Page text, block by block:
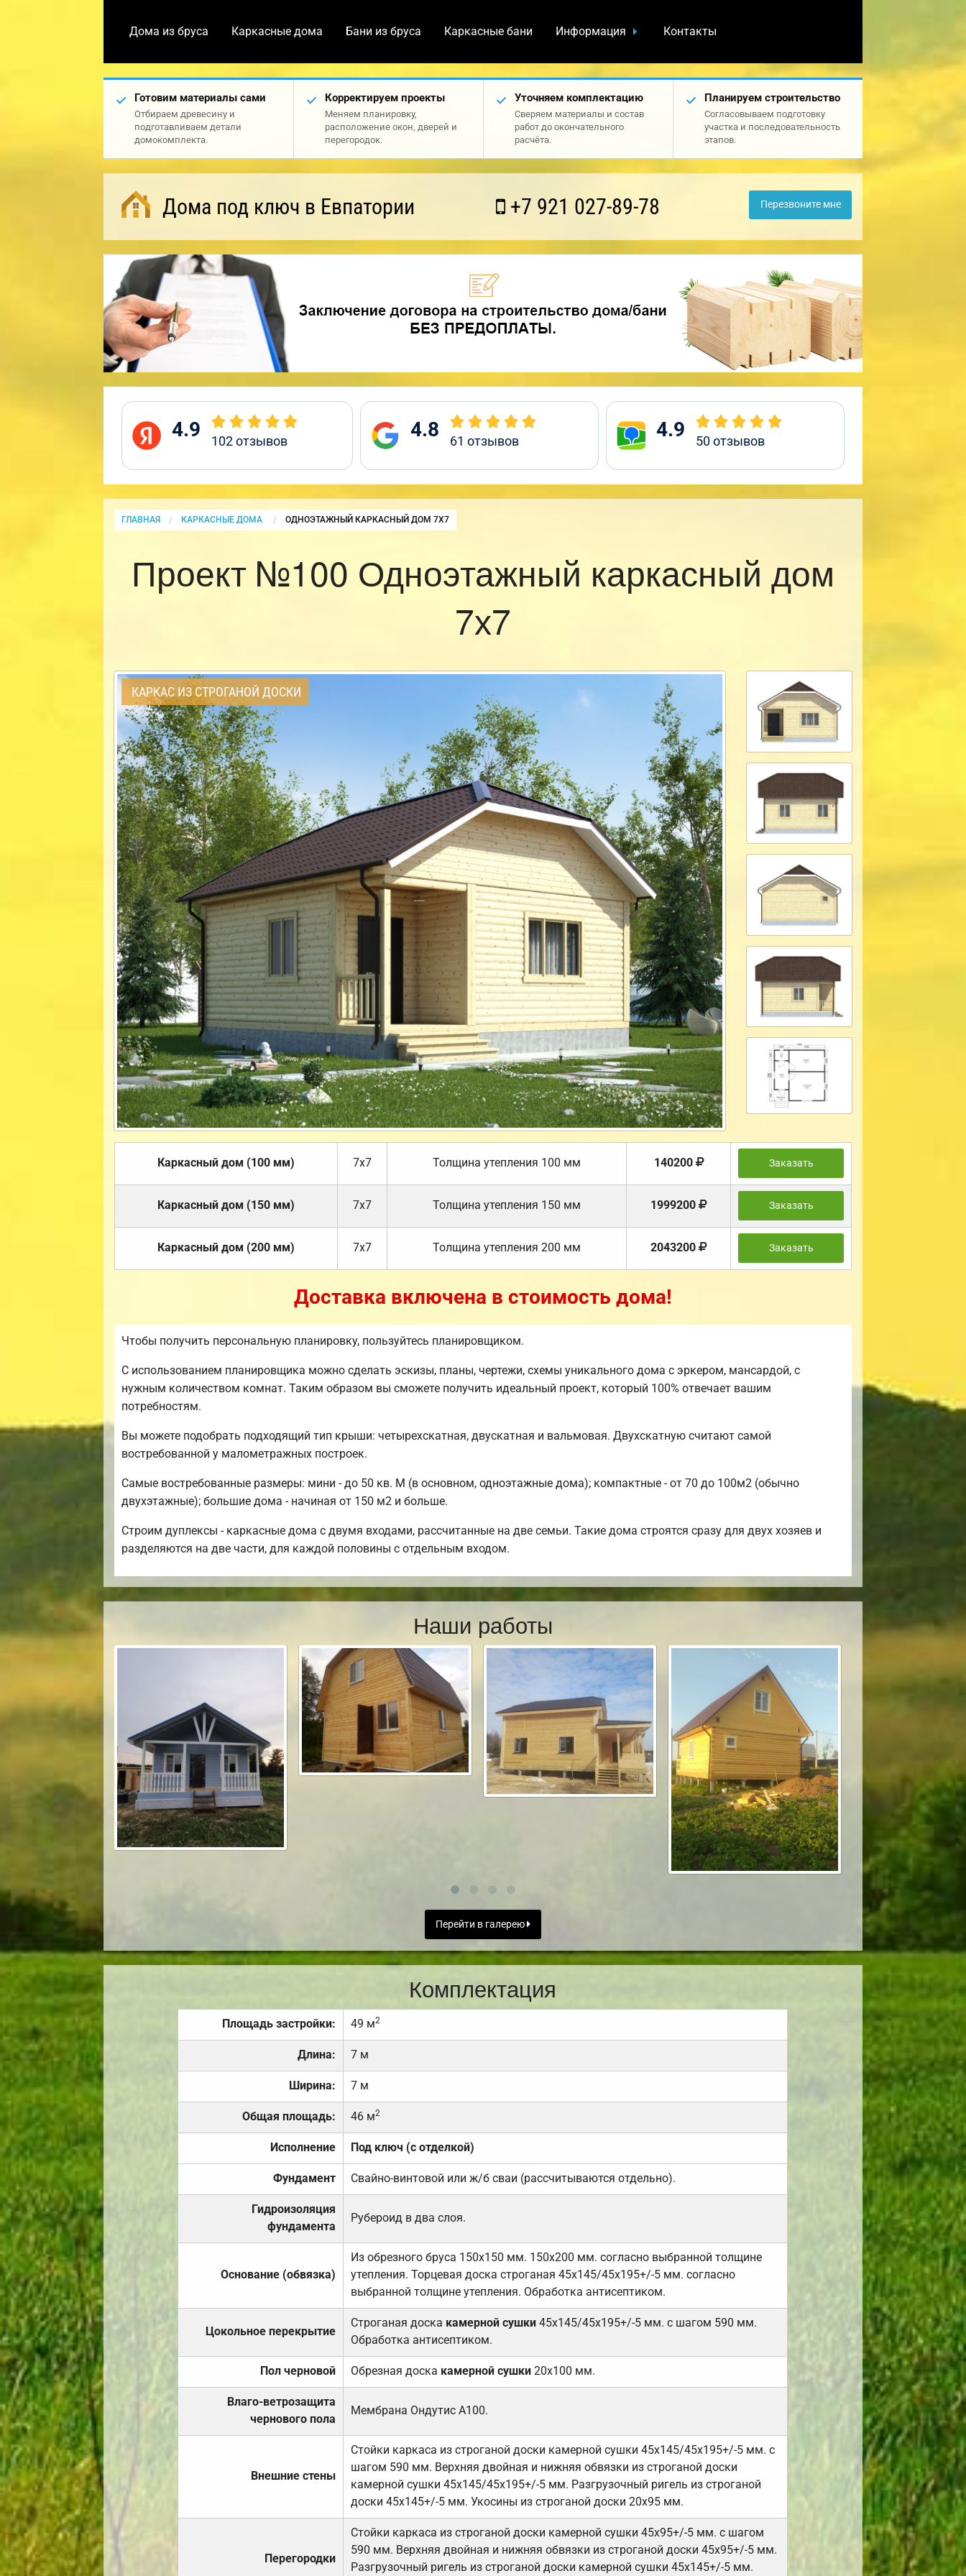
Дома из бруса Каркасные дома Бани из бруса Каркасные бани Информация Контакты
Готовим материалы сами
Отбираем древесину и
подготавливаем детали
домокомплекта.
Корректируем проекты
Меняем планировку,
расположение окон, дверей и
перегородок.
Уточняем комплектацию
Сверяем материалы и состав
работ до окончательного
расчёта.
Планируем строительство
Согласовываем подготовку
участка и последовательность
этапов.
Дома под ключ в Евпатории +7 921 027-89-78 Перезвоните мне
4.9 102отзывов 4.8 61 отзывов 4.9 50отзывов
ГЛАВНАЯ КАРКАСНЫЕ ДОМА CURRENT:
ОДНОЭТАЖНЫЙ КАРКАСНЫЙ ДОМ 7Х7
Проект №100 Одноэтажный каркасный дом
7х7
КАРКАС ИЗ СТРОГАНОЙ ДОСКИ
Каркасный дом (100 мм) 7х7 Толщина утепления 100 мм 140200 Заказать
Каркасный дом (150 мм) 7х7 Толщина утепления 150 мм 1999200 Заказать
Каркасный дом (200 мм) 7х7 Толщина утепления 200 мм 2043200 Заказать
Доставка включена в стоимость дома!
Чтобы получить персональную планировку, пользуйтесь планировщиком.
С использованием планировщика можно сделать эскизы, планы, чертежи, схемы уникального дома с эркером, мансардой, с
нужным количеством комнат. Таким образом вы сможете получить идеальный проект, который 100% отвечает вашим
потребностям.
Вы можете подобрать подходящий тип крыши: четырехскатная, двускатная и вальмовая. Двухскатную считают самой
востребованной у малометражных построек.
Самые востребованные размеры: мини - до 50 кв. М (в основном, одноэтажные дома); компактные - от 70 до 100м2 (обычно
двухэтажные); большие дома - начиная от 150 м2 и больше.
Строим дуплексы - каркасные дома с двумя входами, рассчитанные на две семьи. Такие дома строятся сразу для двух хозяев и
разделяются на две части, для каждой половины с отдельным входом.
Наши работы
Перейти в галерею
Комплектация
Площадь застройки: 49 м2
Длина: 7 м
Ширина: 7 м
Общая площадь: 46 м2
Исполнение Под ключ (с отделкой)
Фундамент Свайно-винтовой или ж/б сваи (рассчитываются отдельно).
Гидроизоляция
фундамента
Рубероид в два слоя.
Основание (обвязка)
Из обрезного бруса 150х150 мм. 150х200 мм. согласно выбранной толщине
утепления. Торцевая доска строганая 45х145/45х195+/-5 мм. согласно
выбранной толщине утепления. Обработка антисептиком.
Цокольное перекрытие
Строганая доска камерной сушки 45х145/45х195+/-5 мм. с шагом 590 мм.
Обработка антисептиком.
Пол черновой Обрезная доска камерной сушки20х100 мм.
Влаго-ветрозащита
чернового пола
Мембрана Ондутис А100.
Внешние стены
Стойки каркаса из строганой доски камерной сушки 45х145/45х195+/-5 мм. с
шагом 590 мм. Верхняя двойная и нижняя обвязки из строганой доски
камерной сушки 45х145/45х195+/-5 мм. Разгрузочный ригель из строганой
доски 45х145+/-5 мм. Укосины из строганой доски 20х95 мм.
Перегородки
Стойки каркаса из строганой доски камерной сушки 45х95+/-5 мм. с шагом
590 мм. Верхняя двойная и нижняя обвязки из строганой доски 45х95+/-5 мм.
Разгрузочный ригель из строганой доски камерной сушки 45х145+/-5 мм.